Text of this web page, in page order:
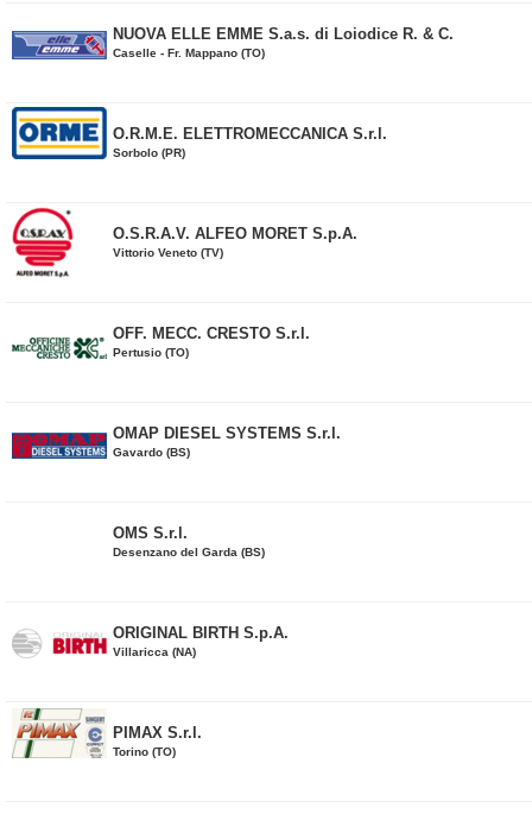
NUOVA ELLE EMME S.a.s. di Loiodice R. & C.
Caselle - Fr. Mappano (TO)
O.R.M.E. ELETTROMECCANICA S.r.l.
Sorbolo (PR)
O.S.R.A.V. ALFEO MORET S.p.A.
Vittorio Veneto (TV)
OFF. MECC. CRESTO S.r.l.
Pertusio (TO)
OMAP DIESEL SYSTEMS S.r.l.
Gavardo (BS)
OMS S.r.l.
Desenzano del Garda (BS)
ORIGINAL BIRTH S.p.A.
Villaricca (NA)
PIMAX S.r.l.
Torino (TO)